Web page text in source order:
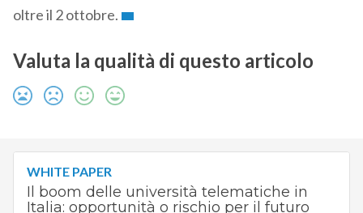
oltre il 2 ottobre.
Valuta la qualità di questo articolo
WHITE PAPER
Il boom delle università telematiche in
Italia: opportunità o rischio per il futuro